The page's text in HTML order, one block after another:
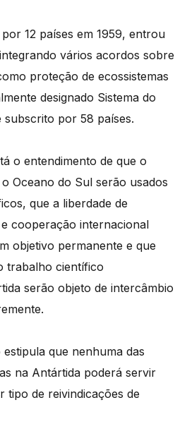
12 países em 1959, entrou
vários acordos sobre
proteção de ecossistemas
designado Sistema do
subscrito por 58 países.
o entendimento de que o
Oceano do Sul serão usados
que a liberdade de
cooperação internacional
objetivo permanente e que
trabalho científico
serão objeto de intercâmbio
que nenhuma das
na Antártida poderá servir
tipo de reivindicações de